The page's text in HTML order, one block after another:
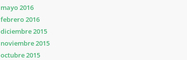
mayo 2016
febrero 2016
diciembre 2015
noviembre 2015
octubre 2015